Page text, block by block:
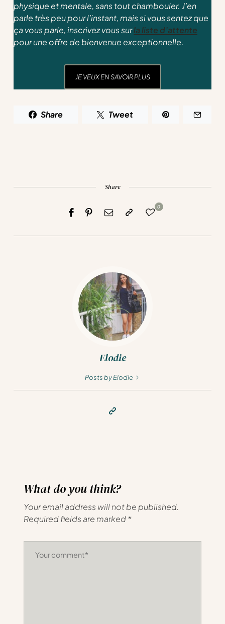
physique et mentale, sans tout chambouler. J’en
parle très peu pour l’instant, mais si vous sentez que
ça vous parle, inscrivez vous surla liste d’attente
pour une offre de bienvenue exceptionnelle.
JE VEUX EN SAVOIR PLUS
Share Tweet
Share
0
Elodie
Posts by Elodie
What do you think?
Your email address will not be published.
Required fields are marked*